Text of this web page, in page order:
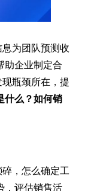
为团队预测收
助企业制定合
瓶颈所在，提
什么？如何销
，怎么确定工
，评估销售活